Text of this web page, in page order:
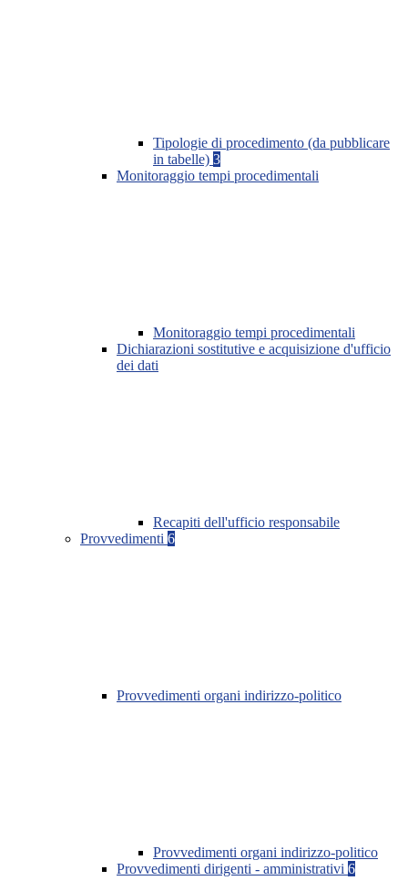
Tipologie di procedimento (da pubblicare
in tabelle) 3
Monitoraggio tempi procedimentali
Monitoraggio tempi procedimentali
Dichiarazioni sostitutive e acquisizione d'ufficio
dei dati
Recapiti dell'ufficio responsabile
Provvedimenti 6
Provvedimenti organi indirizzo-politico
Provvedimenti organi indirizzo-politico
Provvedimenti dirigenti - amministrativi 6